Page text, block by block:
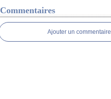
Commentaires
Ajouter un commentaire